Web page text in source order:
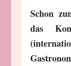
Schon
das